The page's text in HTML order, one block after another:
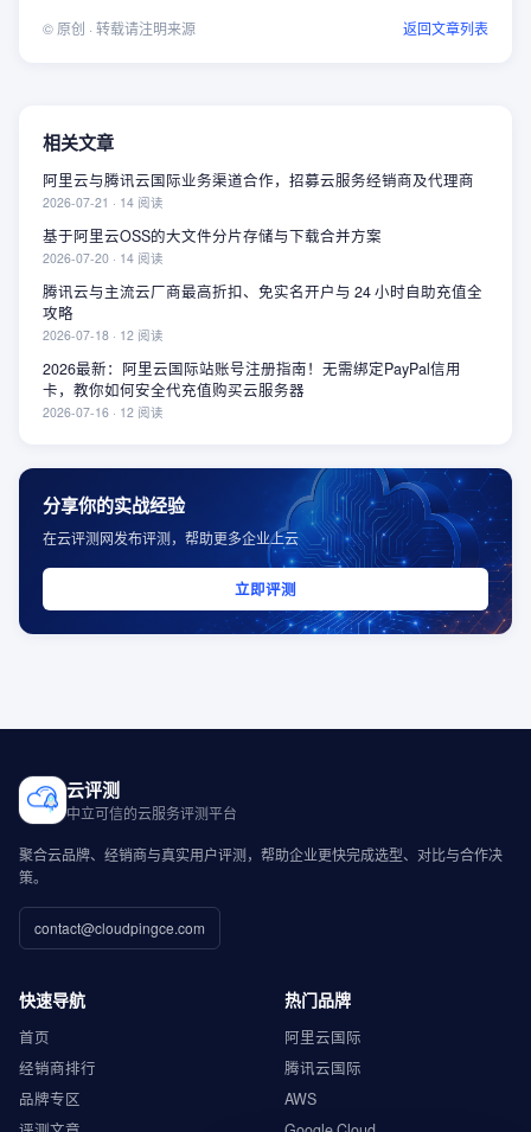
© 原创 · 转载请注明来源 返回文章列表
相关文章
阿里云与腾讯云国际业务渠道合作，招募云服务经销商及代理商
2026-07-21 · 14 阅读
基于阿里云OSS的大文件分片存储与下载合并方案
2026-07-20 · 14 阅读
腾讯云与主流云厂商最高折扣、免实名开户与 24 小时自助充值全
攻略
2026-07-18 · 12 阅读
2026最新：阿里云国际站账号注册指南！无需绑定PayPal信用
卡，教你如何安全代充值购买云服务器
2026-07-16 · 12 阅读
分享你的实战经验
在云评测网发布评测，帮助更多企业上云
立即评测
云评测
中立可信的云服务评测平台
聚合云品牌、经销商与真实用户评测，帮助企业更快完成选型、对比与合作决
策。
contact@cloudpingce.com
快速导航
首页
经销商排行
品牌专区
热门品牌
阿里云国际
腾讯云国际
AWS